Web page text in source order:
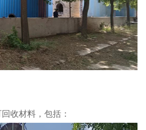
收材料，包括：